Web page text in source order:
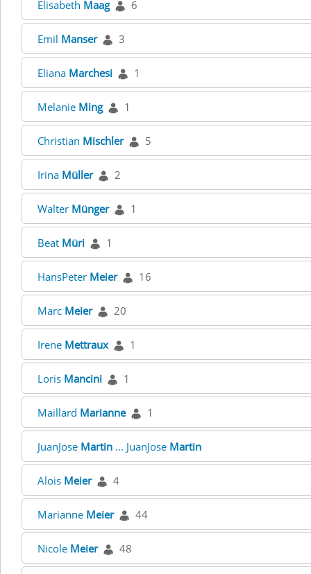
Elisabeth Maag 6
Emil Manser 3
Eliana Marchesi 1
Melanie Ming 1
Christian Mischler 5
Irina Müller 2
Walter Münger 1
Beat Müri 1
HansPeter Meier 16
Marc Meier 20
Irene Mettraux 1
Loris Mancini 1
Maillard Marianne 1
JuanJose Martin ... JuanJose Martin
Alois Meier 4
Marianne Meier 44
Nicole Meier 48